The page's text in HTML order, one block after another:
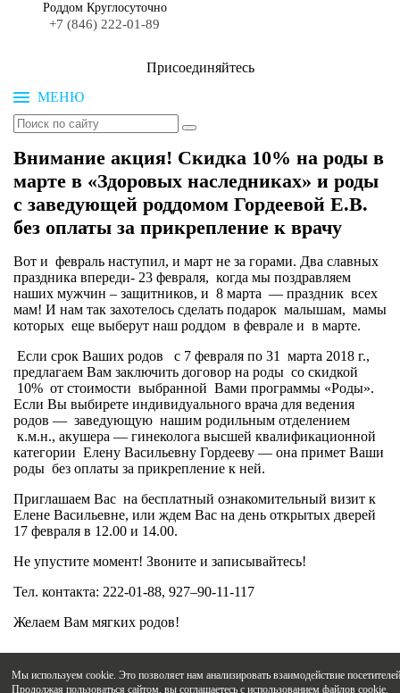
Роддом Круглосуточно
+7 (846) 222-01-89
Присоединяйтесь
МЕНЮ
Внимание акция! Скидка 10% на роды в
марте в «Здоровых наследниках» и роды
с заведующей роддомом Гордеевой Е.В.
без оплаты за прикрепление к врачу
Вот и февраль наступил, и март не за горами. Два славных
праздника впереди- 23 февраля, когда мы поздравляем
наших мужчин – защитников, и 8 марта — праздник всех
мам! И нам так захотелось сделать подарок малышам, мамы
которых еще выберут наш роддом в феврале и в марте.
Если срок Ваших родов с 7 февраля по 31 марта 2018 г.,
предлагаем Вам заключить договор на роды со скидкой
10% от стоимости выбранной Вами программы «Роды».
Если Вы выбирете индивидуального врача для ведения
родов — заведующую нашим родильным отделением
к.м.н., акушера — гинеколога высшей квалификационной
категории Елену Васильевну Гордееву — она примет Ваши
роды без оплаты за прикрепление к ней.
Приглашаем Вас на бесплатный ознакомительный визит к
Елене Васильевне, или ждем Вас на день открытых дверей
17 февраля в 12.00 и 14.00.
Не упустите момент! Звоните и записывайтесь!
Тел. контакта: 222-01-88, 927–90-11-117
Желаем Вам мягких родов!
Мы используем cookie. Это позволяет нам анализировать взаимодействие
Продолжая пользоваться сайтом, вы соглашаетесь с использованием файлов cookie.